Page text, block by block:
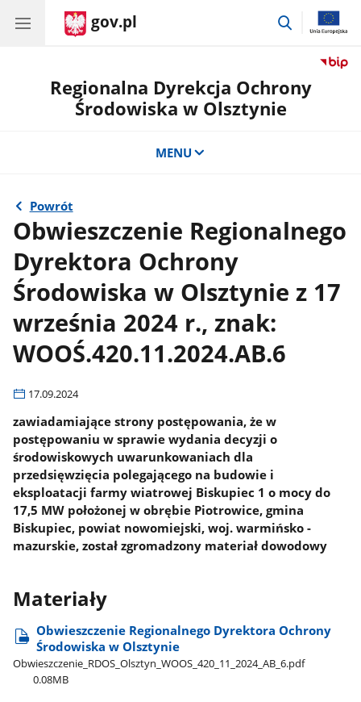
gov.pl
przejdź
Regionalna Dyrekcja Ochrony
Środowiska w Olsztynie
MENU
Powrót
Obwieszczenie Regionalnego
Dyrektora Ochrony
Środowiska w Olsztynie z 17
września 2024 r., znak:
WOOŚ.420.11.2024.AB.6
17.09.2024
zawiadamiające strony postępowania, że w
postępowaniu w sprawie wydania decyzji o
środowiskowych uwarunkowaniach dla
przedsięwzięcia polegającego na budowie i
eksploatacji farmy wiatrowej Biskupiec 1 o mocy do
17,5 MW położonej w obrębie Piotrowice, gmina
Biskupiec, powiat nowomiejski, woj. warmińsko -
mazurskie, został zgromadzony materiał dowodowy
Materiały
Obwieszczenie Regionalnego Dyrektora Ochrony
Środowiska w Olsztynie
Obwieszczenie​_RDOS​_Olsztyn​_WOOS​_420​_11​_2024​_AB​_6.pdf
0.08MB